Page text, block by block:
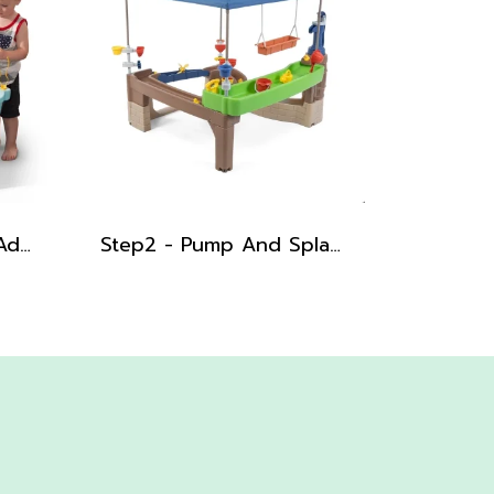
Step2 - Ball Buddies Adventure Center Step2 - Pump And Splash Shady Oasis